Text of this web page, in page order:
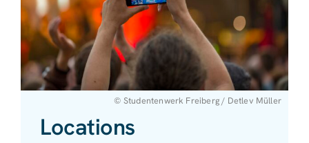
© Studentenwerk Freiberg / Detlev Müller
Locations